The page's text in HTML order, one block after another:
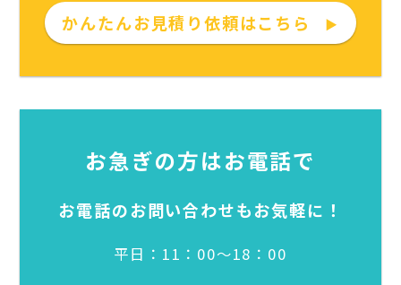
かんたんお見積り依頼はこちら ▶
お急ぎの方はお電話で
お電話のお問い合わせもお気軽に！
平日：11：00～18：00